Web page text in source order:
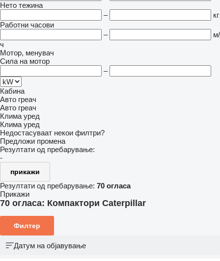
Нето тежина
–
кг
Работни часови
–
м/
ч
Мотор, менувач
Сила на мотор
–
Кабина
Авто греач
Авто греач
Клима уред
Клима уред
Недостасуваат некои филтри?
Предложи промена
Резултати од пребарување:
-
прикажи
Резултати од пребарување: 70 огласа
Прикажи
70 огласа: Компактори Caterpillar
Филтер
Датум на објавување